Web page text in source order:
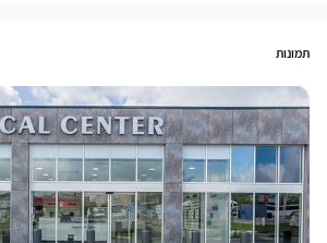
תמונות